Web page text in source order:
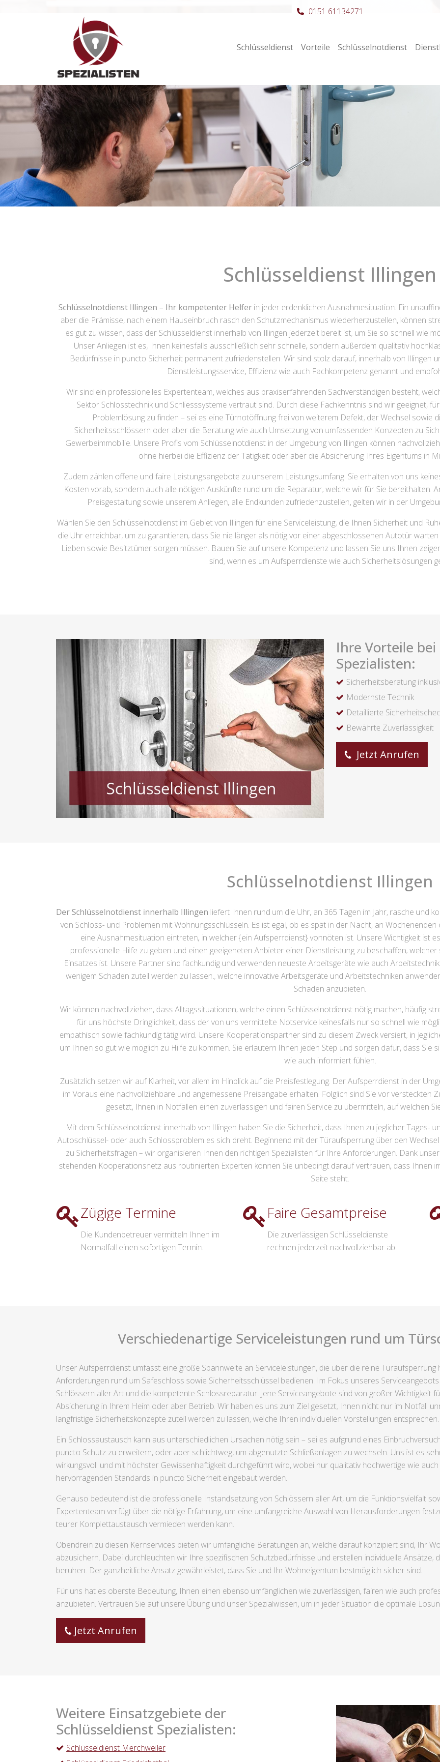
Hauptnavigation Schlüsseldienst Vorteile Schlüsselnotdienst
0151 61134271
Schlüsseldienst Illingen
Schlüsselnotdienst Illingen – Ihr kompetenter Helfer in jeder erdenklichen Ausnahmesituation. Ein
aber die Prämisse, nach einem Hauseinbruch rasch den Schutzmechanismus wiederherzustellen, können
es gut zu wissen, dass der Schlüsseldienst innerhalb von Illingen jederzeit bereit ist, um Sie so schnell wie
Unser Anliegen ist es, Ihnen keinesfalls ausschließlich sehr schnelle, sondern außerdem qualitativ
Bedürfnisse in puncto Sicherheit permanent zufriedenstellen. Wir sind stolz darauf, innerhalb von Illingen
Dienstleistungsservice, Effizienz wie auch Fachkompetenz genannt und
Wir sind ein professionelles Expertenteam, welches aus praxiserfahrenden Sachverständigen besteht,
Sektor Schlosstechnik und Schliesssysteme vertraut sind. Durch diese Fachkenntnis sind wir geeignet,
Problemlösung zu finden – sei es eine Türnotöffnung frei von weiterem Defekt, der Wechsel sowie
Sicherheitsschlössern oder aber die Beratung wie auch Umsetzung von umfassenden Konzepten zu
Gewerbeimmobilie. Unsere Profis vom Schlüsselnotdienst in der Umgebung von Illingen können
ohne hierbei die Effizienz der Tätigkeit oder aber die Absicherung Ihres Eigentums in
Zudem zählen offene und faire Leistungsangebote zu unserem Leistungsumfang. Sie erhalten von uns
Kosten vorab, sondern auch alle nötigen Auskünfte rund um die Reparatur, welche wir für Sie bereithalten.
Preisgestaltung sowie unserem Anliegen, alle Endkunden zufriedenzustellen, gelten wir in der
Wählen Sie den Schlüsselnotdienst im Gebiet von Illingen für eine Serviceleistung, die Ihnen Sicherheit und
die Uhr erreichbar, um zu garantieren, dass Sie nie länger als nötig vor einer abgeschlossenen Autotür
Lieben sowie Besitztümer sorgen müssen. Bauen Sie auf unsere Kompetenz und lassen Sie uns Ihnen
sind, wenn es um Aufsperrdienste wie auch Sicherheitslösungen
Ihre Vorteile
Spezialisten:
Sicherheitsberatung
Modernste Technik
Detaillierte
Bewährte Zuverlässigkeit
Jetzt Anrufen
Schlüsselnotdienst Illingen
Der Schlüsselnotdienst innerhalb Illingen liefert Ihnen rund um die Uhr, an 365 Tagen im Jahr, rasche und
von Schloss- und Problemen mit Wohnungsschlüsseln. Es ist egal, ob es spät in der Nacht, an
eine Ausnahmesituation eintreten, in welcher {ein Aufsperrdienst} vonnöten ist. Unsere Wichtigkeit ist
professionelle Hilfe zu geben und einen geeigeneten Anbieter einer Dienstleistung zu beschaffen,
Einsatzes ist. Unsere Partner sind fachkundig und verwenden neueste Arbeitsgeräte wie auch
wenigem Schaden zuteil werden zu lassen., welche innovative Arbeitsgeräte und Arbeitstechniken
Schaden anzubieten.
Wir können nachvollziehen, dass Alltagssituationen, welche einen Schlüsselnotdienst nötig machen, häufig
für uns höchste Dringlichkeit, dass der von uns vermittelte Notservice keinesfalls nur so schnell wie
empathisch sowie fachkundig tätig wird. Unsere Kooperationspartner sind zu diesem Zweck versiert, in
um Ihnen so gut wie möglich zu Hilfe zu kommen. Sie erläutern Ihnen jeden Step und sorgen dafür, dass Sie
wie auch informiert fühlen.
Zusätzlich setzen wir auf Klarheit, vor allem im Hinblick auf die Preisfestlegung. Der Aufsperrdienst in der
im Voraus eine nachvollziehbare und angemessene Preisangabe erhalten. Folglich sind Sie vor versteckten
gesetzt, Ihnen in Notfällen einen zuverlässigen und fairen Service zu übermitteln, auf welchen
Mit dem Schlüsselnotdienst innerhalb von Illingen haben Sie die Sicherheit, dass Ihnen zu jeglicher Tages-
Autoschlüssel- oder auch Schlossproblem es sich dreht. Beginnend mit der Türaufsperrung über den
zu Sicherheitsfragen – wir organisieren Ihnen den richtigen Spezialisten für Ihre Anforderungen. Dank
stehenden Kooperationsnetz aus routinierten Experten können Sie unbedingt darauf vertrauen, dass Ihnen
Seite steht.
Zügige Termine
Die Kundenbetreuer vermitteln Ihnen im
Normalfall einen sofortigen Termin.
Faire Gesamtpreise
Die zuverlässigen Schlüsseldienste
rechnen jederzeit nachvollziehbar ab.
Verschiedenartige Serviceleistungen rund um
Unser Aufsperrdienst umfasst eine große Spannweite an Serviceleistungen, die über die reine
Anforderungen rund um Safeschloss sowie Sicherheitsschlüssel bedienen. Im Fokus unseres
Schlössern aller Art und die kompetente Schlossreparatur. Jene Serviceangebote sind von großer Wichtigkeit
Absicherung in Ihrem Heim oder aber Betrieb. Wir haben es uns zum Ziel gesetzt, Ihnen nicht nur im Notfall
langfristige Sicherheitskonzepte zuteil werden zu lassen, welche Ihren individuellen Vorstellungen entsprechen.
Ein Schlossaustausch kann aus unterschiedlichen Ursachen nötig sein – sei es aufgrund eines
puncto Schutz zu erweitern, oder aber schlichtweg, um abgenutzte Schließanlagen zu wechseln. Uns ist es
wirkungsvoll und mit höchster Gewissenhaftigkeit durchgeführt wird, wobei nur qualitativ hochwertige wie
hervorragenden Standards in puncto Sicherheit eingebaut werden.
Genauso bedeutend ist die professionelle Instandsetzung von Schlössern aller Art, um die Funktionsvielfalt
Expertenteam verfügt über die nötige Erfahrung, um eine umfangreiche Auswahl von Herausforderungen
teurer Komplettaustausch vermieden werden kann.
Obendrein zu diesen Kernservices bieten wir umfängliche Beratungen an, welche darauf konzipiert sind, Ihr
abzusichern. Dabei durchleuchten wir Ihre spezifischen Schutzbedürfnisse und erstellen individuelle
beruhen. Der ganzheitliche Ansatz gewährleistet, dass Sie und Ihr Wohneigentum bestmöglich sicher sind.
Für uns hat es oberste Bedeutung, Ihnen einen ebenso umfänglichen wie zuverlässigen, fairen wie auch
anzubieten. Vertrauen Sie auf unsere Übung und unser Spezialwissen, um in jeder Situation die optimale
Jetzt Anrufen
Weitere Einsatzgebiete der
Schlüsseldienst Spezialisten:
Schlüsseldienst Merchweiler